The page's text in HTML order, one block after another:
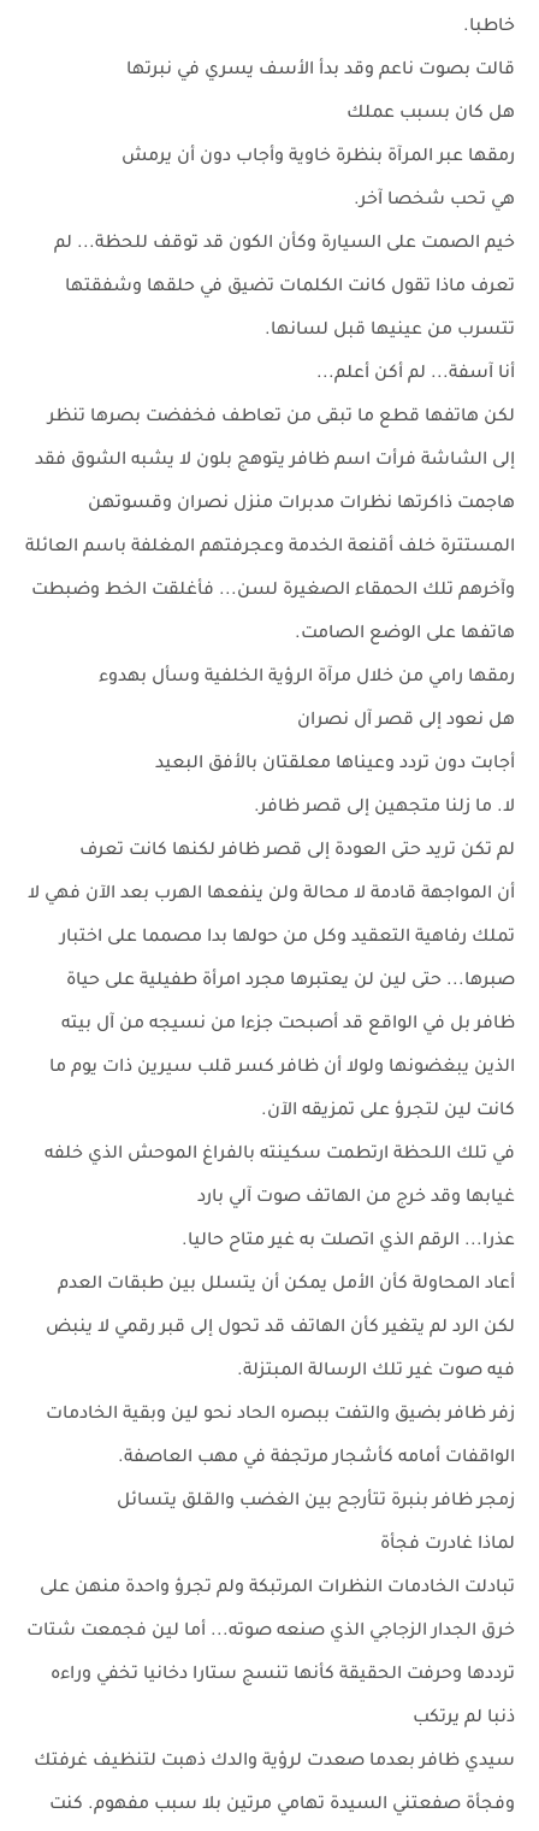
خاطبا.
قالت بصوت ناعم وقد بدأ الأسف يسري في نبرتها
هل كان بسبب عملك
رمقها عبر المرآة بنظرة خاوية وأجاب دون أن يرمش
هي تحب شخصا آخر.
خيم الصمت على السيارة وكأن الكون قد توقف للحظة... لم
تعرف ماذا تقول كانت الكلمات تضيق في حلقها وشفقتها
تتسرب من عينيها قبل لسانها.
أنا آسفة... لم أكن أعلم...
لكن هاتفها قطع ما تبقى من تعاطف فخفضت بصرها تنظر
إلى الشاشة فرأت اسم ظافر يتوهج بلون لا يشبه الشوق فقد
هاجمت ذاكرتها نظرات مدبرات منزل نصران وقسوتهن
المستترة خلف أقنعة الخدمة وعجرفتهم المغلفة باسم العائلة
وآخرهم تلك الحمقاء الصغيرة لسن... فأغلقت الخط وضبطت
هاتفها على الوضع الصامت.
رمقها رامي من خلال مرآة الرؤية الخلفية وسأل بهدوء
هل نعود إلى قصر آل نصران
أجابت دون تردد وعيناها معلقتان بالأفق البعيد
لا. ما زلنا متجهين إلى قصر ظافر.
لم تكن تريد حتى العودة إلى قصر ظافر لكنها كانت تعرف
أن المواجهة قادمة لا محالة ولن ينفعها الهرب بعد الآن فهي لا
تملك رفاهية التعقيد وكل من حولها بدا مصمما على اختبار
صبرها... حتى لين لن يعتبرها مجرد امرأة طفيلية على حياة
ظافر بل في الواقع قد أصبحت جزءا من نسيجه من آل بيته
الذين يبغضونها ولولا أن ظافر كسر قلب سيرين ذات يوم ما
كانت لين لتجرؤ على تمزيقه الآن.
في تلك اللحظة ارتطمت سكينته بالفراغ الموحش الذي خلفه
غيابها وقد خرج من الهاتف صوت آلي بارد
عذرا... الرقم الذي اتصلت به غير متاح حاليا.
أعاد المحاولة كأن الأمل يمكن أن يتسلل بين طبقات العدم
لكن الرد لم يتغير كأن الهاتف قد تحول إلى قبر رقمي لا ينبض
فيه صوت غير تلك الرسالة المبتزلة.
زفر ظافر بضيق والتفت ببصره الحاد نحو لين وبقية الخادمات
الواقفات أمامه كأشجار مرتجفة في مهب العاصفة.
زمجر ظافر بنبرة تتأرجح بين الغضب والقلق يتسائل
لماذا غادرت فجأة
تبادلت الخادمات النظرات المرتبكة ولم تجرؤ واحدة منهن على
خرق الجدار الزجاجي الذي صنعه صوته... أما لين فجمعت شتات
ترددها وحرفت الحقيقة كأنها تنسج ستارا دخانيا تخفي وراءه
ذنبا لم يرتكب
سيدي ظافر بعدما صعدت لرؤية والدك ذهبت لتنظيف غرفتك
وفجأة صفعتني السيدة تهامي مرتين بلا سبب مفهوم. كنت